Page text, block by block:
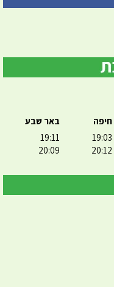
חיפה
19:03
20:12
באר שבע
19:11
20:09